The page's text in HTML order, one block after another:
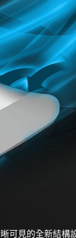
可見的全新結